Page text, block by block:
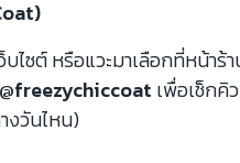
ไซต์ หรือแวะมาเลือกที่หน้าร้
@freezychiccoat เพื่อเช็กคิ
งวันไหน)